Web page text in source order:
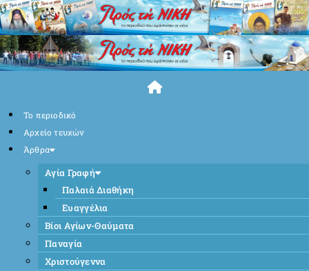
Skip
to
content
Το περιοδικό
Αρχείο τευχών
Άρθρα
Αγία Γραφή
Παλαιά Διαθήκη
Ευαγγέλια
Βίοι Αγίων-Θαύματα
Παναγία
Χριστούγεννα